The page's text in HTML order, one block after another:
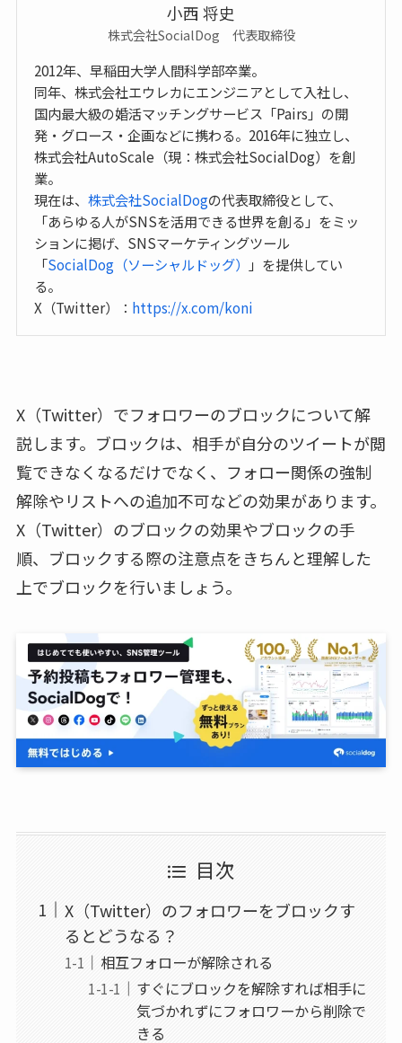
小西 将史
株式会社SocialDog 代表取締役
2012年、早稲田大学人間科学部卒業。
同年、株式会社エウレカにエンジニアとして入社し、
国内最大級の婚活マッチングサービス「Pairs」の開
発・グロース・企画などに携わる。2016年に独立し、
株式会社AutoScale（現：株式会社SocialDog）を創
業。
現在は、株式会社SocialDogの代表取締役として、
「あらゆる人がSNSを活用できる世界を創る」をミッ
ションに掲げ、SNSマーケティングツール
「SocialDog（ソーシャルドッグ）
」を提供してい
る。
X（Twitter）： https://x.com/koni
X（Twitter）でフォロワーのブロックについて解
説します。ブロックは、相手が自分のツイートが閲
覧できなくなるだけでなく、フォロー関係の強制
解除やリストへの追加不可などの効果があります。
X（Twitter）のブロックの効果やブロックの手
順、ブロックする際の注意点をきちんと理解した
上でブロックを行いましょう。
目次
X（Twitter）のフォロワーをブロックす
るとどうなる？
相互フォローが解除される
すぐにブロックを解除すれば相手に
気づかれずにフォロワーから削除で
きる